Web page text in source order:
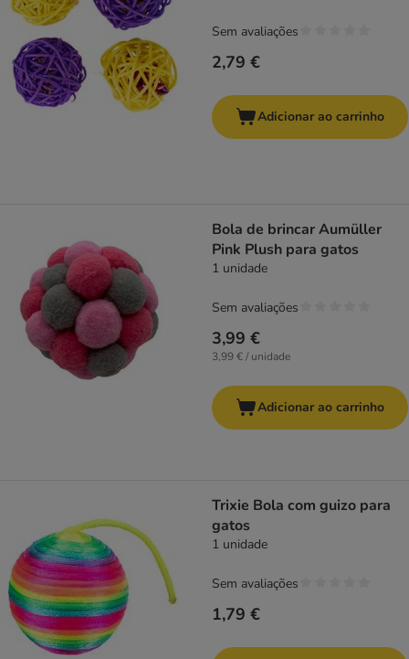
2,79 €
Sem avaliações
Adicionar ao carrinho
Bola de brincar Aumüller
Pink Plush para gatos
1 unidade
3,99 €
3,99 € / unidade
Sem avaliações
Adicionar ao carrinho
Trixie Bola com guizo para
gatos
1 unidade
1,79 €
Sem avaliações